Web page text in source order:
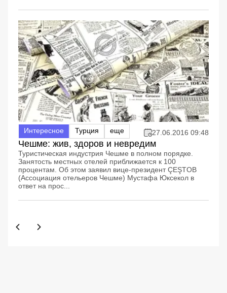
Интересное Турция еще 27.06.2016 09:48
Чешме: жив, здоров и невредим
Туристическая индустрия Чешме в полном порядке.
Занятость местных отелей приближается к 100
процентам. Об этом заявил вице-президент ÇEŞTOB
(Ассоциация отельеров Чешме) Мустафа Юксекол в
ответ на прос...